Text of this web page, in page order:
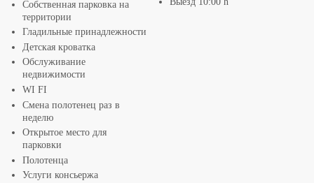
приветственный пакет, чтобы освежиться по прибытии в
виллу, а также дополнительная кровать для
дополнительного человека.
Приезжайте в Далмацию и посетите роскошную
хорватскую виллу Дома, чтобы попробовать
традиционные блюда в сочетании с многочисленными
развлечениями, предлагаемыми этим прекрасным
местом!
Собственная парковка на
территории
Гладильные принадлежности
Детская кроватка
Обслуживание
недвижимости
WI FI
Смена полотенец раз в
неделю
Открытое место для
парковки
Полотенца
Услуги консьержа